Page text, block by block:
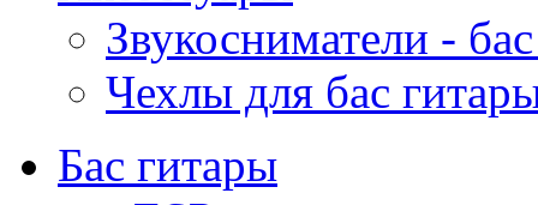
Звукосниматели -
Чехлы для бас
Бас гитары